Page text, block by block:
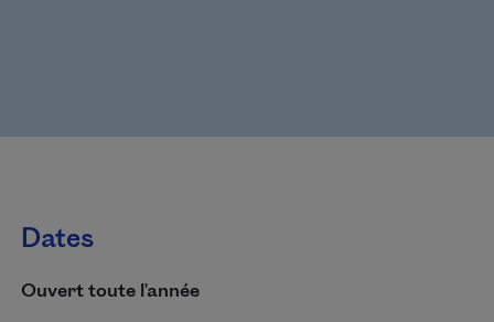
Dates
Ouvert toute l'année